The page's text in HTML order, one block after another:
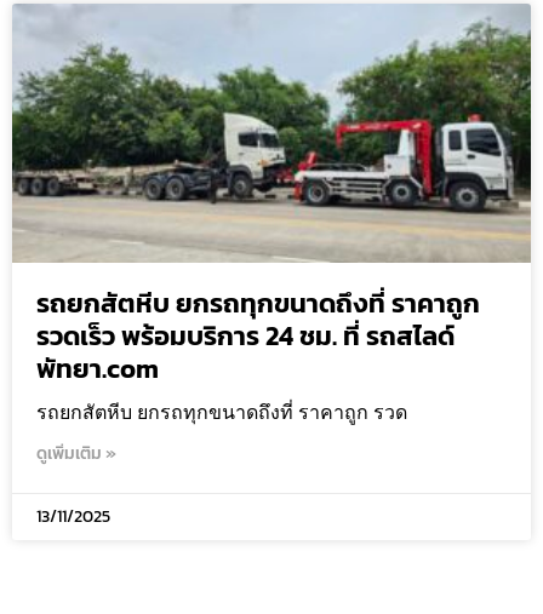
รถยกสัตหีบ ยกรถทุกขนาดถึงที่ ราคาถูก
รวดเร็ว พร้อมบริการ 24 ชม. ที่ รถสไลด์
พัทยา.com
รถยกสัตหีบ ยกรถทุกขนาดถึงที่ ราคาถูก รวด
ดูเพิ่มเติม »
13/11/2025